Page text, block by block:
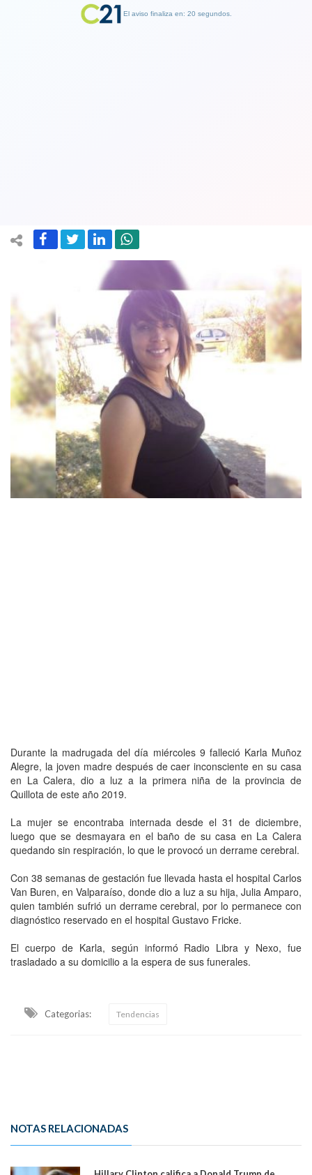
Durante la madrugada del día miércoles 9 falleció Karla Muñoz
Alegre, la joven madre después de caer inconsciente en su casa
en La Calera, dio a luz a la primera niña de la provincia de
Quillota de este año 2019.
La mujer se encontraba internada desde el 31 de diciembre,
luego que se desmayara en el baño de su casa en La Calera
quedando sin respiración, lo que le provocó un derrame cerebral.
Con 38 semanas de gestación fue llevada hasta el hospital Carlos
Van Buren, en Valparaíso, donde dio a luz a su hija, Julia Amparo,
quien también sufrió un derrame cerebral, por lo permanece con
diagnóstico reservado en el hospital Gustavo Fricke.
El cuerpo de Karla, según informó Radio Libra y Nexo, fue
trasladado a su domicilio a la espera de sus funerales.
Categorias: Tendencias
NOTAS RELACIONADAS
El aviso finaliza en: 19 segundos.